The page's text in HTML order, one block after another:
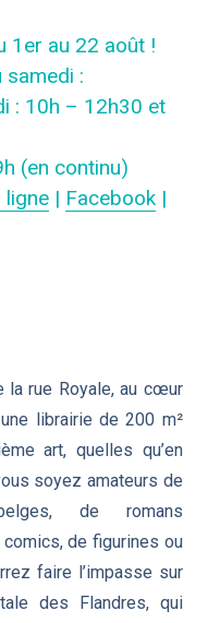
1er au 22 août !
samedi :
: 10h – 12h30 et
(en continu)
ligne | Facebook |
la rue Royale, au cœur
librairie de 200 m²
art, quelles qu’en
soyez amateurs de
belges, de romans
de figurines ou
faire l’impasse sur
des Flandres, qui